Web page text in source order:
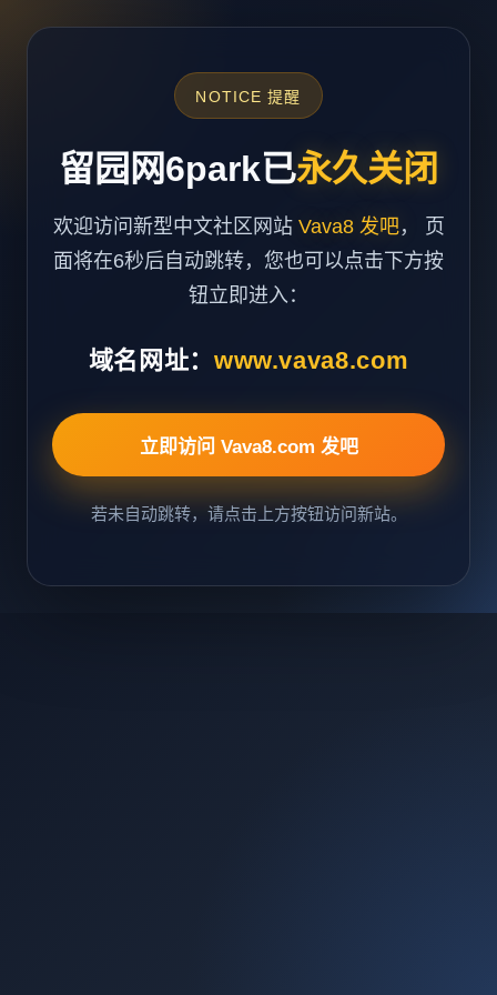
NOTICE 提醒
留园网6park已永久关闭
欢迎访问新型中文社区网站 Vava8 发吧， 页
面将在6秒后自动跳转，您也可以点击下方按
钮立即进入：
域名网址： www.vava8.com
立即访问 Vava8.com 发吧
若未自动跳转，请点击上方按钮访问新站。